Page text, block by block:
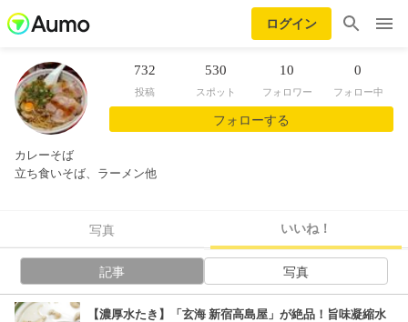
ログイン
732
投稿
530
スポット
10
フォロワー
0
フォロー中
フォローする
カレーそば
立ち食いそば、ラーメン他
写真 いいね！
記事 写真
【濃厚水たき】「玄海 新宿高島屋」が絶品！旨味凝縮水